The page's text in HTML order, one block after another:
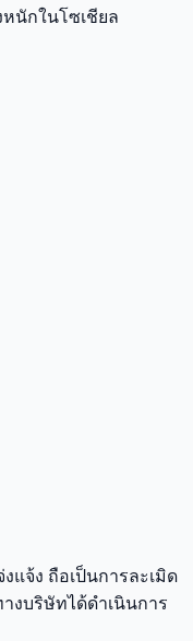
นักในโซเชียล
แจ้ง ถือเป็นการละเมิด
งบริษัทได้ดำเนินการ